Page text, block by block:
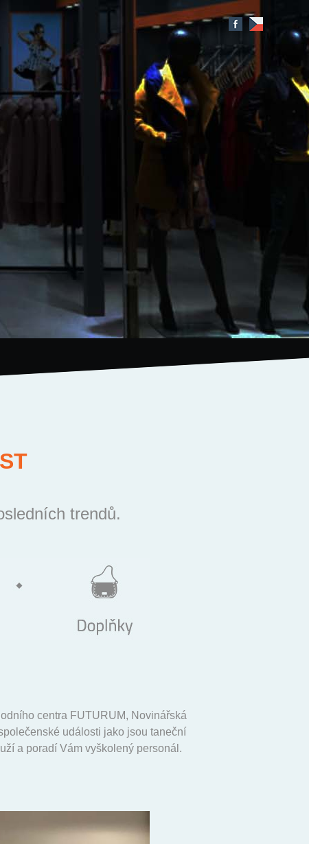
trendů.
centra FUTURUM, Novinářská
události jako jsou taneční
a poradí Vám vyškolený personál.